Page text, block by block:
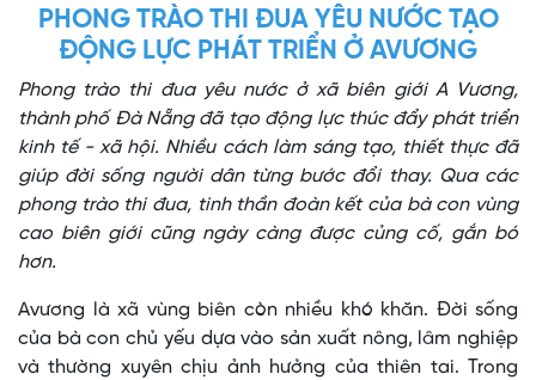
PHONG TRÀO THI ĐUA YÊU NƯỚC TẠO
ĐỘNG LỰC PHÁT TRIỂN Ở AVƯƠNG
Phong trào thi đua yêu nước ở xã biên giới A Vương,
thành phố Đà Nẵng đã tạo động lực thúc đẩy phát triển
kinh tế - xã hội. Nhiều cách làm sáng tạo, thiết thực đã
giúp đời sống người dân từng bước đổi thay. Qua các
phong trào thi đua, tinh thần đoàn kết của bà con vùng
cao biên giới cũng ngày càng được củng cố, gắn bó
hơn.
Avương là xã vùng biên còn nhiều khó khăn. Đời sống
của bà con chủ yếu dựa vào sản xuất nông, lâm nghiệp
và thường xuyên chịu ảnh hưởng của thiên tai. Trong